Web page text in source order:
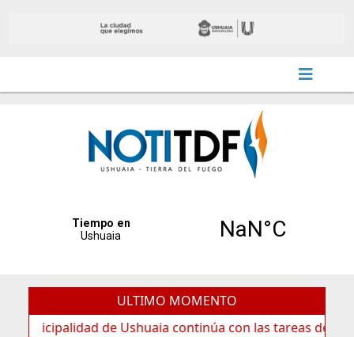
ULTIMO MOMENTO
de Ushuaia continúa con las tareas de